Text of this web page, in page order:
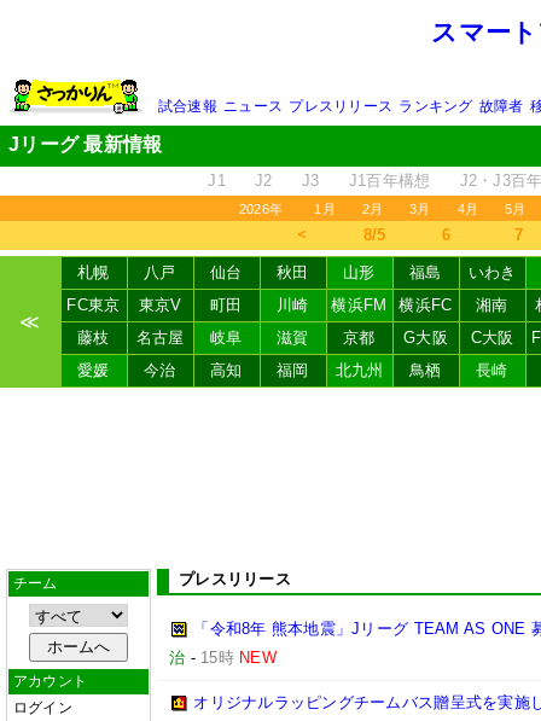
スマー
試合速報 ニュース プレスリリース ランキング 故障者
Jリーグ 最新情報
J1 J2 J3 J1百年構想 J2・J3百
2026年 1月 2月 3月 4月 5月
＜ 8/5 6 7
≪
札幌 八戸 仙台 秋田 山形 福島
いわき
FC東京
東京V 町田 川崎 横浜FM 横浜FC 湘南
藤枝
名古屋 岐阜 滋賀 京都 G大阪 C大阪
愛媛
今治 高知 福岡 北九州 鳥栖 長崎
チーム
アカウント
ログイン
プレスリリース
「令和8年 熊本地震」Jリーグ TEAM AS ONE
治 - 15時 NEW
オリジナルラッピングチームバス贈呈式を実施